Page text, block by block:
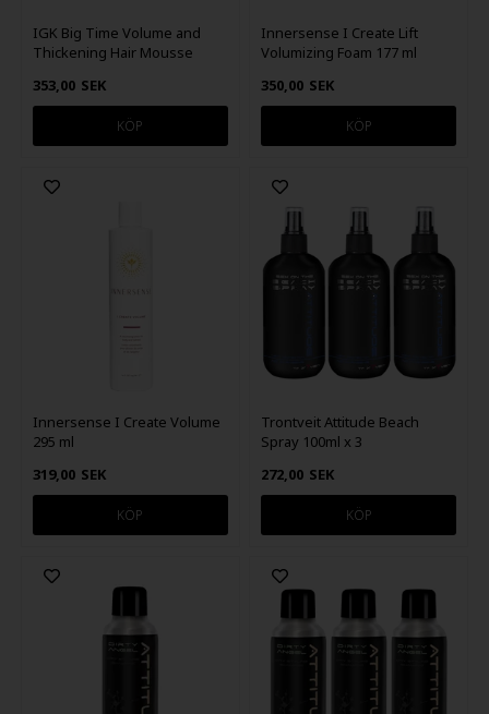
IGK Big Time Volume and
Thickening Hair Mousse
353,00 SEK
Innersense I Create Lift
Volumizing Foam 177 ml
350,00 SEK
Innersense I Create Volume
295 ml
319,00 SEK
Trontveit Attitude Beach
Spray 100ml x 3
272,00 SEK